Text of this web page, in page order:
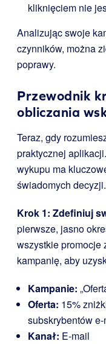
kliknięciem nie
Analizując swoje
czynników, można
poprawy.
Przewodnik
obliczania
Teraz, gdy
praktycznej
wykupu ma
świadomych
Krok 1: Zdefiniuj
pierwsze, jasno
wszystkie promocje
kampanię, aby
Kampanie:
Oferta: 15%
subskrybentów e-
Kanał: E-mail